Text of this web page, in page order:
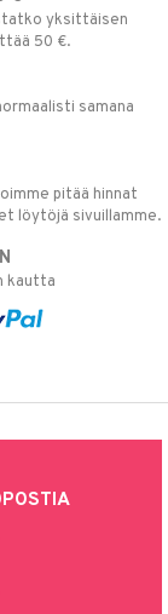
yksittäisen
50 €.
samana
pitää hinnat
löytöjä sivuillamme.
kautta